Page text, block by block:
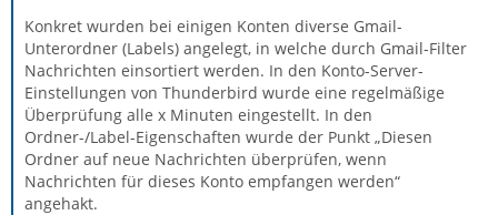
Konkret wurden bei einigen Konten diverse Gmail-
Unterordner (Labels) angelegt, in welche durch Gmail-Filter
Nachrichten einsortiert werden. In den Konto-Server-
Einstellungen von Thunderbird wurde eine regelmäßige
Überprüfung alle x Minuten eingestellt. In den
Ordner-/Label-Eigenschaften wurde der Punkt „Diesen
Ordner auf neue Nachrichten überprüfen, wenn
Nachrichten für dieses Konto empfangen werden“
angehakt.